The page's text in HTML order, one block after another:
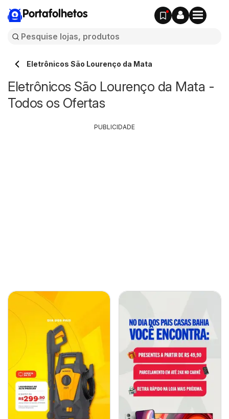
Portafolhetos
Eletrônicos São Lourenço da Mata
Eletrônicos São Lourenço da Mata -
Todos os Ofertas
PUBLICIDADE